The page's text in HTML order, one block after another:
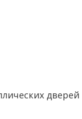
дверей